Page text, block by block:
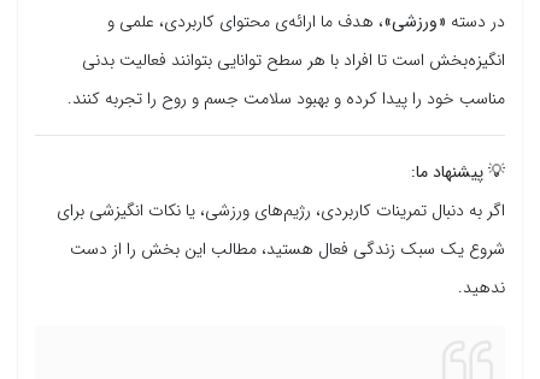
در دسته «ورزشی»، هدف ما ارائه‌ی محتوای کاربردی، علمی و
انگیزه‌بخش است تا افراد با هر سطح توانایی بتوانند فعالیت بدنی
مناسب خود را پیدا کرده و بهبود سلامت جسم و روح را تجربه کنند.
💡پیشنهاد ما:
اگر به دنبال تمرینات کاربردی، رژیم‌های ورزشی، یا نکات انگیزشی برای
شروع یک سبک زندگی فعال هستید، مطالب این بخش را از دست
ندهید.